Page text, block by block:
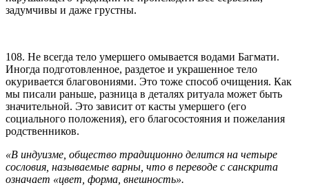
задумчивы и даже грустны.
108. Не всегда тело умершего омывается водами Багмати.
Иногда подготовленное, раздетое и украшенное тело
окуривается благовониями. Это тоже способ очищения. Как
мы писали раньше, разница в деталях ритуала может быть
значительной. Это зависит от касты умершего (его
социального положения), его благосостояния и пожелания
родственников.
«В индуизме, общество традиционно делится на четыре
сословия, называемые варны, что в переводе с санскрита
означает «цвет, форма, внешность».